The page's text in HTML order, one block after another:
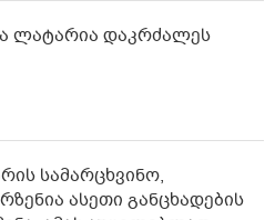
ლატარია დაკრძალეს
სამარცხვინო,
ასეთი განცხადების